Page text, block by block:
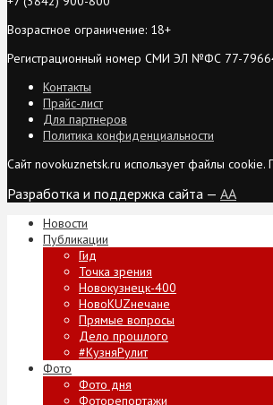
Возрастное ограничение: 18+
Регистрационный номер СМИ ЭЛ №ФС 77-
Контакты
Прайс-лист
Для партнеров
Политика конфиденциальности
Сайт novokuznetsk.ru использует файлы
Разработка и поддержка сайта — AA
Новости
Публикации
Гид
Точка зрения
Новокузнецк-400
НовоKUZнечане
Прямые вопросы
Дело прошлого
#КузняРулит
Фото
Фото дня
Фоторепортажи